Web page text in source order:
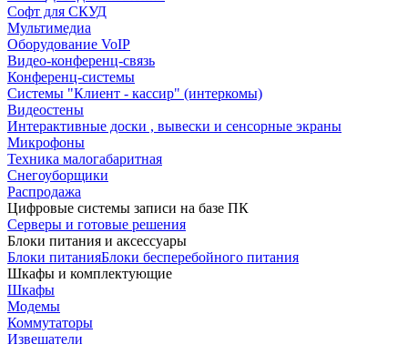
Софт для СКУД
Мультимедиа
Оборудование VoIP
Видео-конференц-связь
Конференц-системы
Системы "Клиент - кассир" (интеркомы)
Видеостены
Интерактивные доски , вывески и сенсорные экраны
Микрофоны
Техника малогабаритная
Снегоуборщики
Распродажа
Цифровые системы записи на базе ПК
Серверы и готовые решения
Блоки питания и аксессуары
Блоки питанияБлоки бесперебойного питания
Шкафы и комплектующие
Шкафы
Модемы
Коммутаторы
Извещатели